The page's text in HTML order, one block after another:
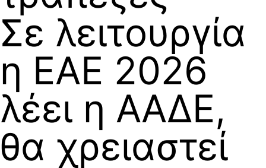
Σε λειτουργία
η ΕΑΕ 2026
λέει η ΑΑΔΕ,
θα χρειαστεί